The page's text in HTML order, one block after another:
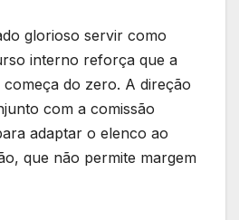
glorioso servir como
interno reforça que a
do zero. A direção
com a comissão
adaptar o elenco ao
que não permite margem